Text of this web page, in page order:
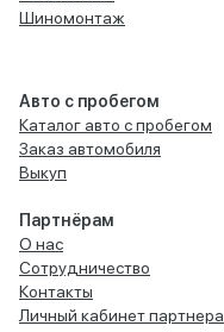
Шиномонтаж
Авто с пробегом
Каталог авто с пробегом
Заказ автомобиля
Выкуп
Партнёрам
О нас
Сотрудничество
Контакты
Личный кабинет партнера